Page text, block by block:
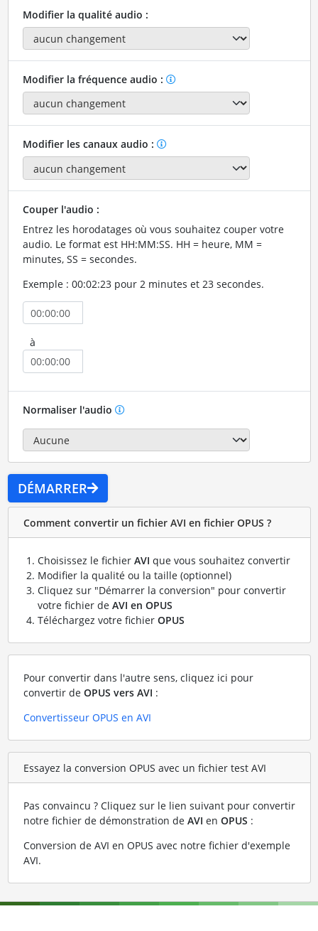
Modifier la qualité audio :
Modifier la fréquence audio :
Modifier les canaux audio :
Couper l'audio :
Entrez les horodatages où vous souhaitez couper votre
audio. Le format est HH:MM:SS. HH = heure, MM =
minutes, SS = secondes.
Exemple : 00:02:23 pour 2 minutes et 23 secondes.
à
Normaliser l'audio
DÉMARRER
Comment convertir un fichier AVI en fichier OPUS ?
Choisissez le fichier AVI que vous souhaitez convertir
Modifier la qualité ou la taille (optionnel)
Cliquez sur "Démarrer la conversion" pour convertir
votre fichier de AVI en OPUS
Téléchargez votre fichier OPUS
Pour convertir dans l'autre sens, cliquez ici pour
convertir de OPUS vers AVI :
Convertisseur OPUS en AVI
Essayez la conversion OPUS avec un fichier test AVI
Pas convaincu ? Cliquez sur le lien suivant pour convertir
notre fichier de démonstration de AVI en OPUS :
Conversion de AVI en OPUS avec notre fichier d'exemple
AVI.